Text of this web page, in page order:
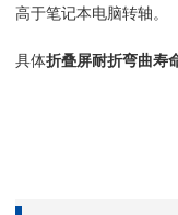
高于笔记本电脑转轴。
具体折叠屏耐折弯曲寿